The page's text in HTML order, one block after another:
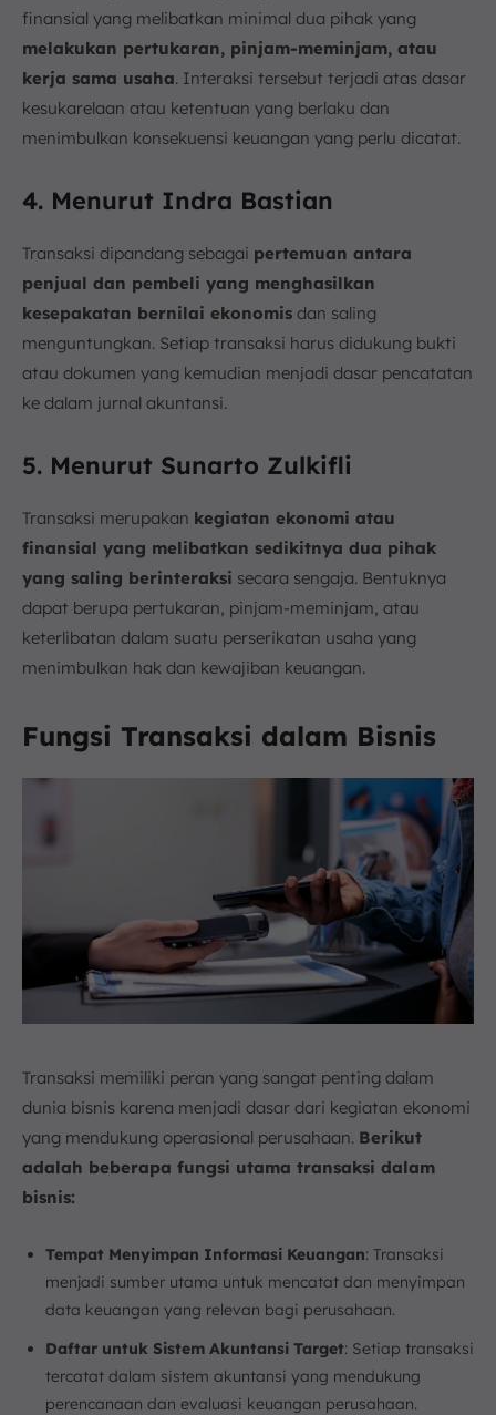
finansial yang melibatkan minimal dua pihak yang
melakukan pertukaran, pinjam-meminjam, atau
kerja sama usaha. Interaksi tersebut terjadi atas dasar
kesukarelaan atau ketentuan yang berlaku dan
menimbulkan konsekuensi keuangan yang perlu dicatat.
4. Menurut Indra Bastian
Transaksi dipandang sebagai pertemuan antara
penjual dan pembeli yang menghasilkan
kesepakatan bernilai ekonomis dan saling
menguntungkan. Setiap transaksi harus didukung bukti
atau dokumen yang kemudian menjadi dasar pencatatan
ke dalam jurnal akuntansi.
5. Menurut Sunarto Zulkifli
Transaksi merupakan kegiatan ekonomi atau
finansial yang melibatkan sedikitnya dua pihak
yang saling berinteraksi secara sengaja. Bentuknya
dapat berupa pertukaran, pinjam-meminjam, atau
keterlibatan dalam suatu perserikatan usaha yang
menimbulkan hak dan kewajiban keuangan.
Fungsi Transaksi dalam Bisnis
Transaksi memiliki peran yang sangat penting dalam
dunia bisnis karena menjadi dasar dari kegiatan ekonomi
yang mendukung operasional perusahaan. Berikut
adalah beberapa fungsi utama transaksi dalam
bisnis:
Tempat Menyimpan Informasi Keuangan: Transaksi
menjadi sumber utama untuk mencatat dan menyimpan
data keuangan yang relevan bagi perusahaan.
Daftar untuk Sistem Akuntansi Target: Setiap transaksi
tercatat dalam sistem akuntansi yang mendukung
perencanaan dan evaluasi keuangan perusahaan.